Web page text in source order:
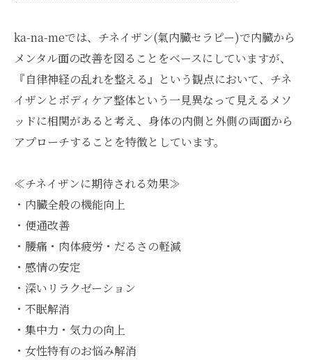
ka-na-meでは、チネイザン(氣内臓セラピー)で内臓から
メンタル面の改善を図ることをベースにしていますが、
『自律神経の乱れを整える』という観点において、チネ
イザンとボディケア整体という一見異なって見えるメソ
ッドに相関があると考え、身体の内側と外側の両面から
アプローチすることを特徴としています。
≪チネイザンに期待される効果≫
・内臓全般の機能向上
・便通改善
・腰痛・肉体疲労・だるさの軽減
・感情の安定
・深いリラクゼーション
・不眠解消
・集中力・気力の向上
・女性特有のお悩み解消